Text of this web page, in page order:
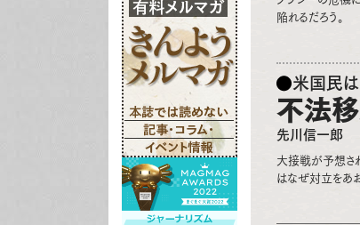
陥れるだろう。
米国民
不法
先川信一郎
大接戦が予想さ
はなぜ対立をあ